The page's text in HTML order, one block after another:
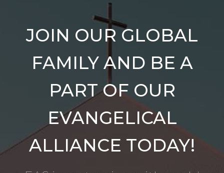
JOIN OUR GLOBAL
FAMILY AND BE A
PART OF OUR
EVANGELICAL
ALLIANCE TODAY!